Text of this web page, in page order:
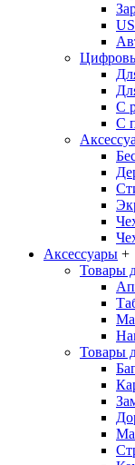
С
С
Аксессуары +
Товары
Товары